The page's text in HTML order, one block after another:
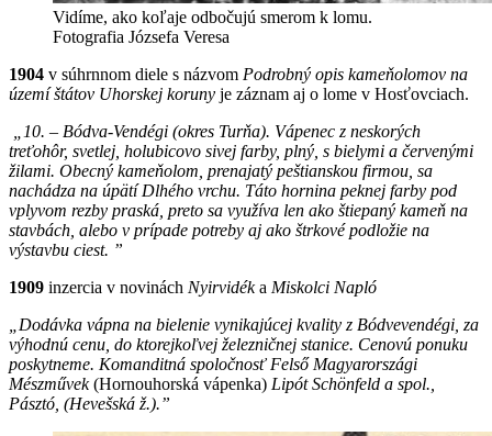
Vidíme, ako koľaje odbočujú smerom k lomu.
Fotografia Józsefa Veresa
1904 v súhrnnom diele s názvom Podrobný opis kameňolomov na
území štátov Uhorskej koruny je záznam aj o lome v Hosťovciach.
„10. – Bódva-Vendégi (okres Turňa). Vápenec z neskorých
treťohôr, svetlej, holubicovo sivej farby, plný, s bielymi a červenými
žilami. Obecný kameňolom, prenajatý peštianskou firmou, sa
nachádza na úpätí Dlhého vrchu. Táto hornina peknej farby pod
vplyvom rezby praská, preto sa využíva len ako štiepaný kameň na
stavbách, alebo v prípade potreby aj ako štrkové podložie na
výstavbu ciest. ”
1909 inzercia v novinách Nyirvidéka Miskolci Napló
„Dodávka vápna na bielenie vynikajúcej kvality z Bódvevendégi, za
výhodnú cenu, do ktorejkoľvej železničnej stanice. Cenovú ponuku
poskytneme. Komanditná spoločnosť Felső Magyarországi
Mészművek(Hornouhorská vápenka) Lipót Schönfeld a spol.,
Pásztó, (Hevešská ž.).”